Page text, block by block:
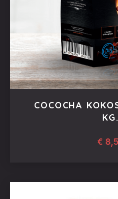
COCOCHA
KG.
€